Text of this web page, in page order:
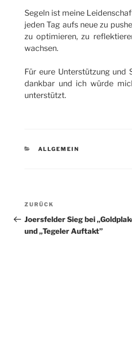
Segeln ist meine
jeden Tag aufs neue zu
zu optimieren, zu
wachsen.
Für eure Unterstützung
dankbar und ich würde
unterstützt.
KATEGORIEN
ALLGEMEIN
Beitragsnavigation
Vorheriger
Beitrag
ZURÜCK
Joersfelder Sieg bei
und „Tegeler Auftakt”